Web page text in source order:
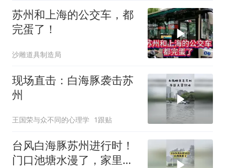
苏州和上海的公交车，都
完蛋了！
沙雕道具制造局
现场直击：白海豚袭击苏
州
王国荣与众不同的心理学 1跟贴
台风白海豚苏州进行时！
门口池塘水漫了，家里两